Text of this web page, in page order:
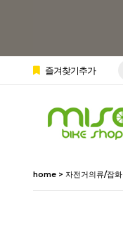
즐겨찾기추가
home > 자전거의류/잡화